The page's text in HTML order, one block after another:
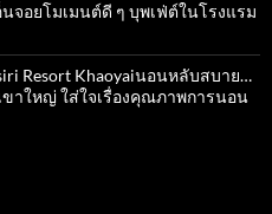
จอยโมเมนต์ดี ๆ บุพเฟ่ต์ในโรงแรม
Resort​ Khaoyaiนอนหลับสบาย…
าใหญ่ ใส่ใจเรื่องคุณภาพการนอน